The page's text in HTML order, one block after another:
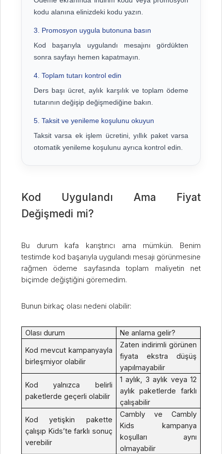
kodu alanına elinizdeki kodu yazın.
3. Promosyon uygula butonuna basın
Kod başarıyla uygulandı mesajını gördükten
sonra sayfayı hemen kapatmayın.
4. Toplam tutarı kontrol edin
Ders başı ücret, aylık karşılık ve toplam ödeme
tutarının değişip değişmediğine bakın.
5. Taksit ve yenileme koşulunu okuyun
Taksit varsa ek işlem ücretini, yıllık paket varsa
otomatik yenileme koşulunu ayrıca kontrol edin.
Kod Uygulandı Ama Fiyat
Değişmedi mi?
Bu durum kafa karıştırıcı ama mümkün. Benim
testimde kod başarıyla uygulandı mesajı görünmesine
rağmen ödeme sayfasında toplam maliyetin net
biçimde değiştiğini göremedim.
Bunun birkaç olası nedeni olabilir:
Olası durum Ne anlama gelir?
Kod mevcut kampanyayla
birleşmiyor olabilir
Zaten indirimli görünen
fiyata ekstra düşüş
yapılmayabilir
Kod yalnızca belirli
paketlerde geçerli olabilir
1 aylık, 3 aylık veya 12
aylık paketlerde farklı
çalışabilir
Kod yetişkin pakette
çalışıp Kids’te farklı sonuç
verebilir
Cambly ve Cambly
Kids kampanya
koşulları aynı
olmayabilir